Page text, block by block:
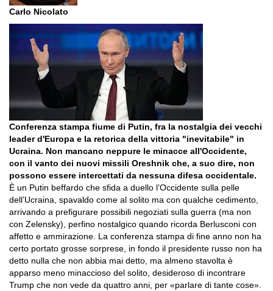
Carlo Nicolato
Conferenza stampa fiume di Putin, fra la nostalgia dei vecchi
leader d'Europa e la retorica della vittoria "inevitabile" in
Ucraina. Non mancano neppure le minacce all'Occidente,
con il vanto dei nuovi missili Oreshnik che, a suo dire, non
possono essere intercettati da nessuna difesa occidentale.
È un Putin beffardo che sfida a duello l’Occidente sulla pelle
dell’Ucraina, spavaldo come al solito ma con qualche cedimento,
arrivando a prefigurare possibili negoziati sulla guerra (ma non
con Zelensky), perfino nostalgico quando ricorda Berlusconi con
affetto e ammirazione. La conferenza stampa di fine anno non ha
certo portato grosse sorprese, in fondo il presidente russo non ha
detto nulla che non abbia mai detto, ma almeno stavolta è
apparso meno minaccioso del solito, desideroso di incontrare
Trump che non vede da quattro anni, per «parlare di tante cose».